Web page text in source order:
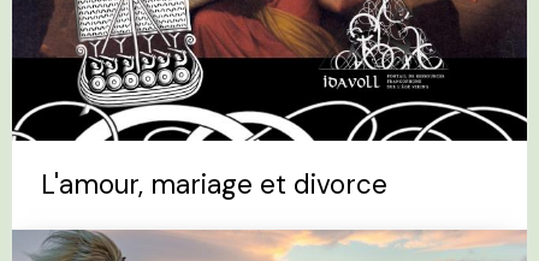
L'amour, mariage et divorce